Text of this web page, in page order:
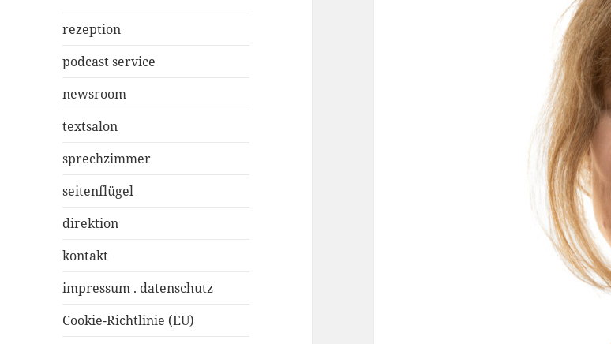
rezeption
podcast service
newsroom
textsalon
sprechzimmer
seitenflügel
direktion
kontakt
impressum . datenschutz
Cookie-Richtlinie (EU)